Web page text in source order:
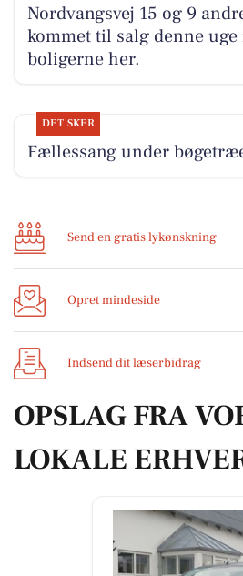
Nordvangsvej 15 og 9
kommet til salg denne uge
boligerne her.
DET SKER
Fællessang under
Send en gratis lykønskning
Opret mindeside
Indsend dit læserbidrag
OPSLAG FRA
LOKALE